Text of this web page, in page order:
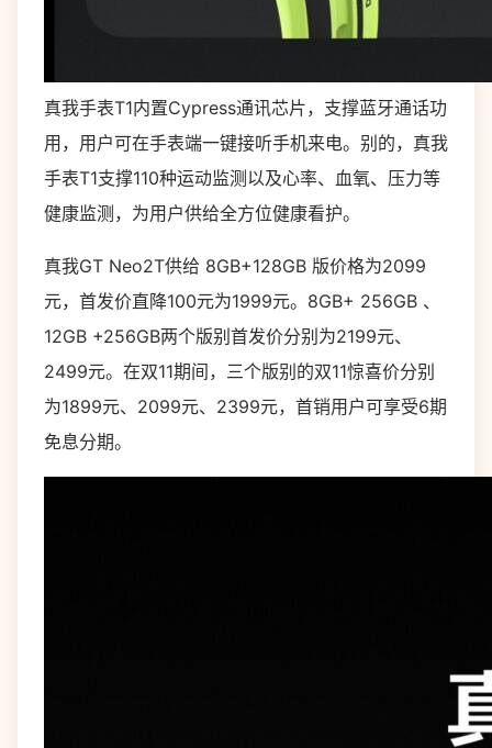
真我手表T1内置Cypress通讯芯片，支撑蓝牙通话功
用，用户可在手表端一键接听手机来电。别的，真我
手表T1支撑110种运动监测以及心率、血氧、压力等
健康监测，为用户供给全方位健康看护。
真我GT Neo2T供给 8GB+128GB 版价格为2099
元，首发价直降100元为1999元。8GB+ 256GB 、
12GB +256GB两个版别首发价分别为2199元、
2499元。在双11期间，三个版别的双11惊喜价分别
为1899元、2099元、2399元，首销用户可享受6期
免息分期。